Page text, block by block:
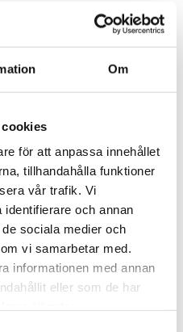
Om
för att anpassa innehållet
tillhandahålla funktioner
vår trafik. Vi
och annan
sociala medier och
vi samarbetar med.
informationen med annan
eller som de har
excelmodell
Fortnox